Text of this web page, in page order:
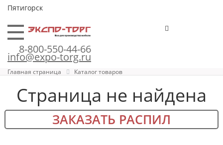
Пятигорск
8-800-550-44-66
info@expo-torg.ru
Главная страница Каталог товаров
Страница не найдена
ЗАКАЗАТЬ РАСПИЛ